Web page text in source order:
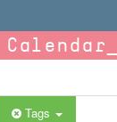
Calendar
Tags